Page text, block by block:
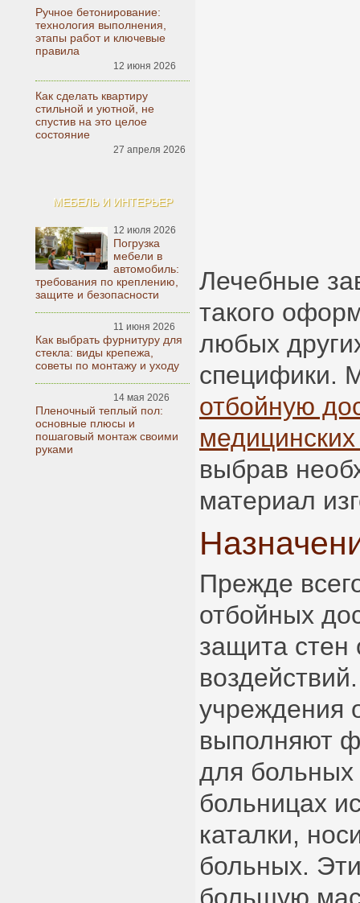
Ручное бетонирование:
технология выполнения,
этапы работ и ключевые
правила
12 июня 2026
Как сделать квартиру
стильной и уютной, не
спустив на это целое
состояние
27 апреля 2026
МЕБЕЛЬ И ИНТЕРЬЕР
12 июля 2026
Погрузка
мебели в
автомобиль:
требования по креплению,
защите и безопасности
11 июня 2026
Как выбрать фурнитуру для
стекла: виды крепежа,
советы по монтажу и уходу
14 мая 2026
Пленочный теплый пол:
основные плюсы и
пошаговый монтаж своими
руками
Лечебные
такого
любых
специфики.
отбойную
выбрав
материал
Прежде
отбойных
защита стен
учреждения
выполняют
для больных
больницах
каталки,
больных.